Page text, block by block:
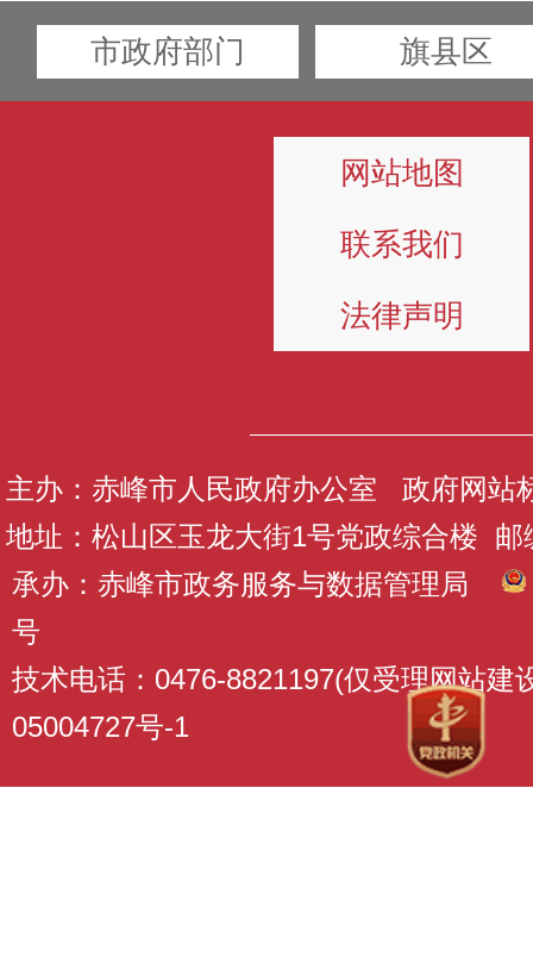
市政府部门 旗县区
网站地图
联系我们
法律声明
主办：赤峰市人民政府办公室 政府网站
地址：松山区玉龙大街1号党政综合楼 邮
承办：赤峰市政务服务与数据管理局
号
技术电话：0476-8821197(仅受理网站建
05004727号-1